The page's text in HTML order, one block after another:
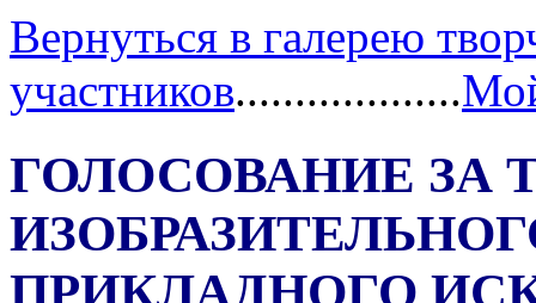
Вернуться в галерею
участников...................
ГОЛОСОВАНИЕ ЗА
ПРИКЛАДНОГО